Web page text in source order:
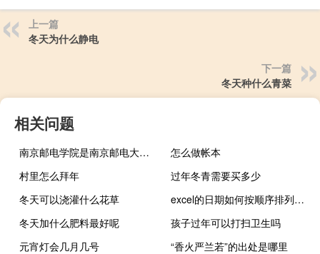
上一篇
冬天为什么静电
下一篇
冬天种什么青菜
相关问题
南京邮电学院是南京邮电大学吗 南京理工大学继续教育学院
怎么做帐本
村里怎么拜年
过年冬青需要买多少
冬天可以浇灌什么花草
excel的日期如何按顺序排列（excel按日期顺序排列）
冬天加什么肥料最好呢
孩子过年可以打扫卫生吗
元宵灯会几月几号
“香火严兰若”的出处是哪里